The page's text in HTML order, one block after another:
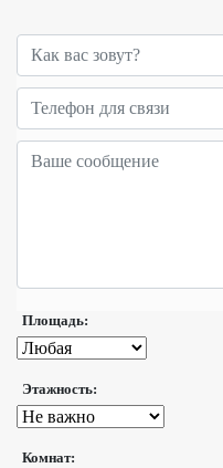
Площадь:
Этажность:
Комнат: